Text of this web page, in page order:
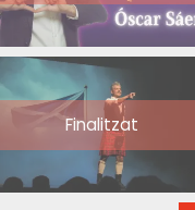
Finalitzat